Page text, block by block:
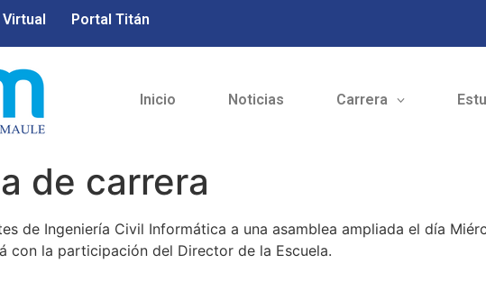
Virtual Portal Titán
Inicio Noticias Carrera
de carrera
de Ingeniería Civil Informática a una asamblea ampliada el día
con la participación del Director de la Escuela.